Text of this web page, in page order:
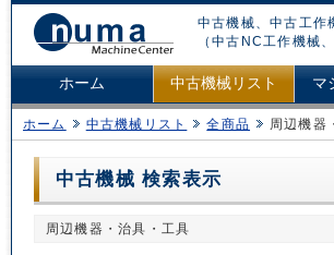
中古機械、中古工作
（中古NC工作機械
ホーム 中古機械リスト マ
ホーム 中古機械リスト 全商品 周辺機器
中古機械 検索表示
周辺機器・治具・工具